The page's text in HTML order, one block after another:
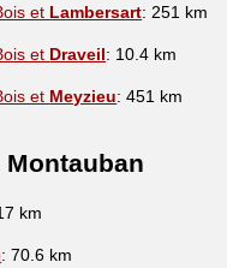
et Lambersart: 251 km
et Draveil: 10.4 km
et Meyzieu: 451 km
km
: 70.6 km